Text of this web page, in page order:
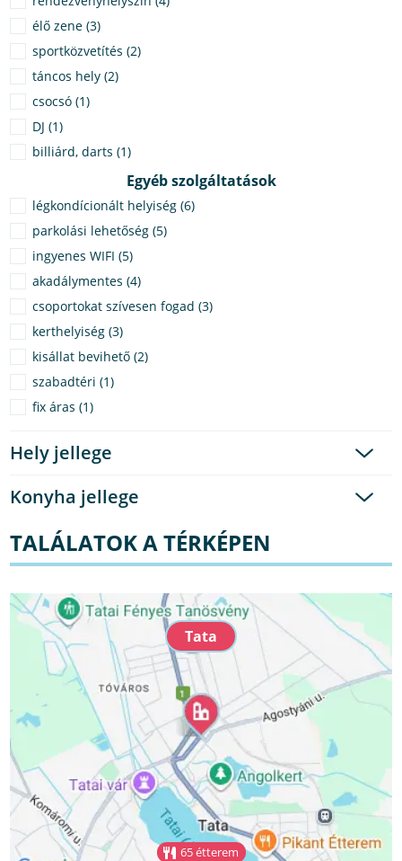
élő zene (3)
sportközvetítés (2)
táncos hely (2)
csocsó (1)
DJ (1)
billiárd, darts (1)
Egyéb szolgáltatások
légkondícionált helyiség (6)
parkolási lehetőség (5)
ingyenes WIFI (5)
akadálymentes (4)
csoportokat szívesen fogad (3)
kerthelyiség (3)
kisállat bevihető (2)
szabadtéri (1)
fix áras (1)
Hely jellege
Konyha jellege
TALÁLATOK A TÉRKÉPEN
Tata
65 étterem